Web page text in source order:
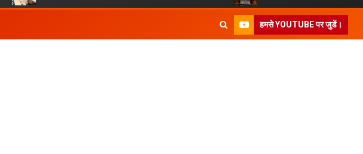
हमसे YOUTUBE पर जुडें।